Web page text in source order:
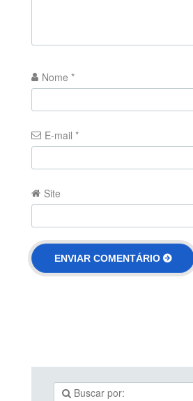
Nome *
E-mail *
Site